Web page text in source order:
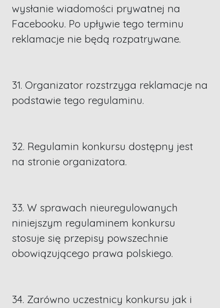
wysłanie wiadomości prywatnej na
Facebooku. Po upływie tego terminu
reklamacje nie będą rozpatrywane.
31. Organizator rozstrzyga reklamacje na
podstawie tego regulaminu.
32. Regulamin konkursu dostępny jest
na stronie organizatora.
33. W sprawach nieuregulowanych
niniejszym regulaminem konkursu
stosuje się przepisy powszechnie
obowiązującego prawa polskiego.
34. Zarówno uczestnicy konkursu jak i